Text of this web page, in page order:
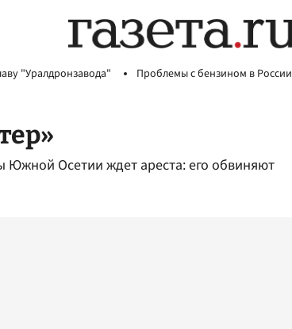
"Уралдронзавода" Проблемы с бензином в России
Южной Осетии ждет ареста: его обвиняют